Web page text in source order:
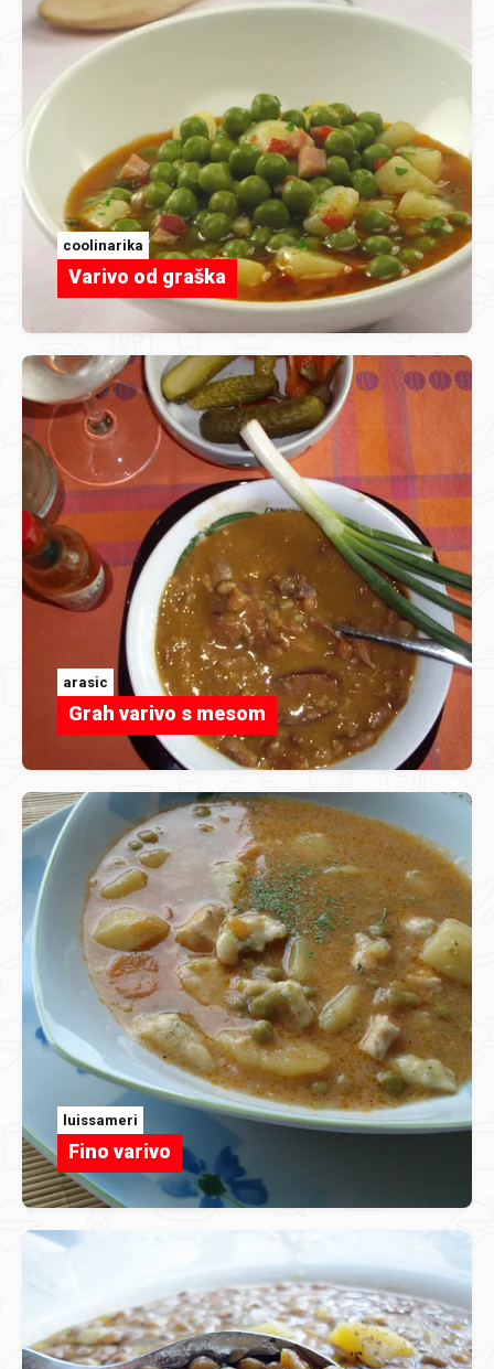
coolinarika
Varivo od graška
arasic
Grah varivo s mesom
luissameri
Fino varivo